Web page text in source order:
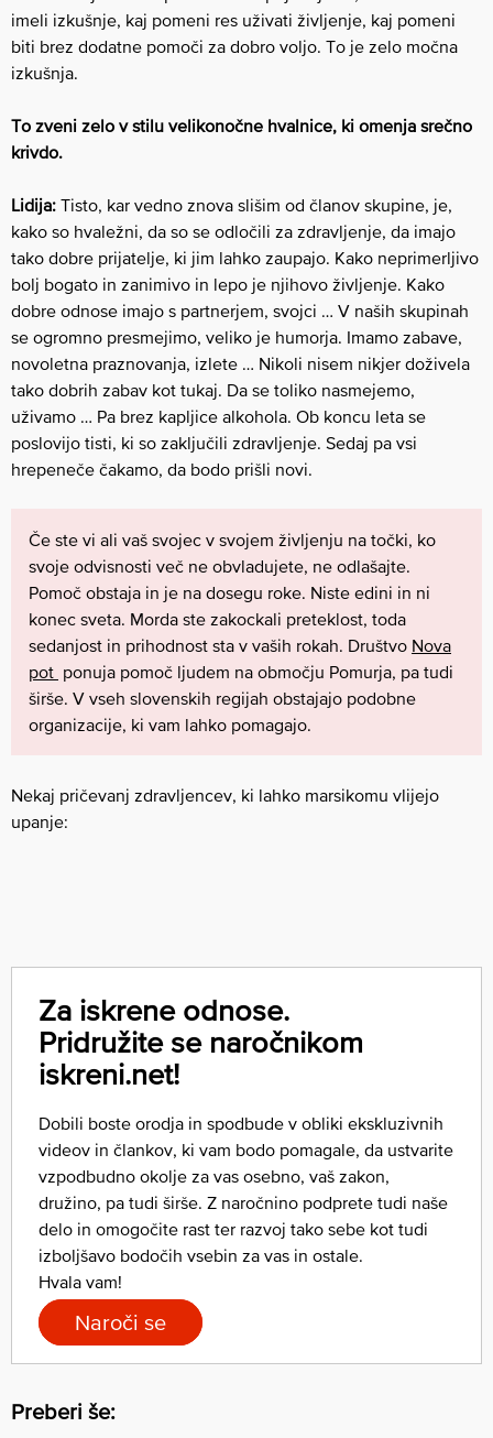
imeli izkušnje, kaj pomeni res uživati življenje, kaj pomeni
biti brez dodatne pomoči za dobro voljo. To je zelo močna
izkušnja.
To zveni zelo v stilu velikonočne hvalnice, ki omenja srečno
krivdo.
Lidija: Tisto, kar vedno znova slišim od članov skupine, je,
kako so hvaležni, da so se odločili za zdravljenje, da imajo
tako dobre prijatelje, ki jim lahko zaupajo. Kako neprimerljivo
bolj bogato in zanimivo in lepo je njihovo življenje. Kako
dobre odnose imajo s partnerjem, svojci … V naših skupinah
se ogromno presmejimo, veliko je humorja. Imamo zabave,
novoletna praznovanja, izlete … Nikoli nisem nikjer doživela
tako dobrih zabav kot tukaj. Da se toliko nasmejemo,
uživamo … Pa brez kapljice alkohola. Ob koncu leta se
poslovijo tisti, ki so zaključili zdravljenje. Sedaj pa vsi
hrepeneče čakamo, da bodo prišli novi.
Če ste vi ali vaš svojec v svojem življenju na točki, ko
svoje odvisnosti več ne obvladujete, ne odlašajte.
Pomoč obstaja in je na dosegu roke. Niste edini in ni
konec sveta. Morda ste zakockali preteklost, toda
sedanjost in prihodnost sta v vaših rokah. Društvo Nova
pot ponuja pomoč ljudem na območju Pomurja, pa tudi
širše. V vseh slovenskih regijah obstajajo podobne
organizacije, ki vam lahko pomagajo.
Nekaj pričevanj zdravljencev, ki lahko marsikomu vlijejo
upanje:
Za iskrene odnose.
Pridružite se naročnikom
iskreni.net!
Dobili boste orodja in spodbude v obliki ekskluzivnih
videov in člankov, ki vam bodo pomagale, da ustvarite
vzpodbudno okolje za vas osebno, vaš zakon,
družino, pa tudi širše. Z naročnino podprete tudi naše
delo in omogočite rast ter razvoj tako sebe kot tudi
izboljšavo bodočih vsebin za vas in ostale.
Hvala vam!
Naroči se
Preberi še: